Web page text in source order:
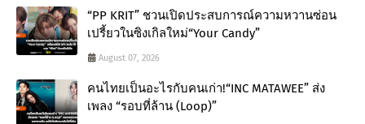
“PP KRIT” ชวนเปิดประสบการณ์ความหวานซ่อน
เปรี้ยวในซิงเกิลใหม่“Your Candy”
August 07, 2026
คนไทยเป็นอะไรกับคนเก่า!“INC MATAWEE” ส่ง
เพลง “รอบที่ล้าน (Loop)”